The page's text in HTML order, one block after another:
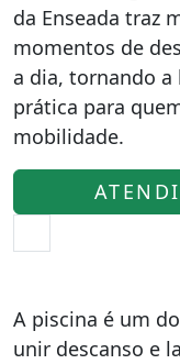
da Enseada traz
momentos de
a dia, tornando
prática para
mobilidade.
A piscina é um
unir descanso e